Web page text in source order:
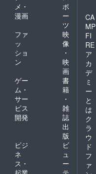
メ・
漫画
ポ
ー
ツ
ファ
ッ
ショ
ン
映
像
・
映
画
ゲー
ム・
サー
ビス
開発
書
籍
・
雑
誌
出
版
ビジ
ネ
ス・
ビ
ュ
ー
CA
MP
FI
RE
ア
カ
デ
ミ
ー
と
は
ク
ラ
ウ
ド
フ
ァ